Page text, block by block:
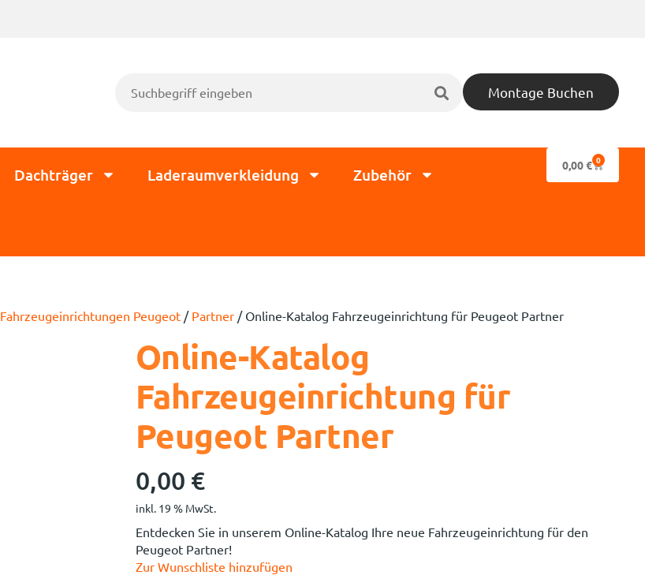
Montage Buchen
Dachträger Laderaumverkleidung Zubehör 0,00€ 0
Fahrzeugeinrichtungen Peugeot / Partner / Online-Katalog Fahrzeugeinrichtung für Peugeot Partner
Online-Katalog
Fahrzeugeinrichtung für
Peugeot Partner
0,00 €
inkl. 19 % MwSt.
Entdecken Sie in unserem Online-Katalog Ihre neue Fahrzeugeinrichtung für den
Peugeot Partner!
Zur Wunschliste hinzufügen